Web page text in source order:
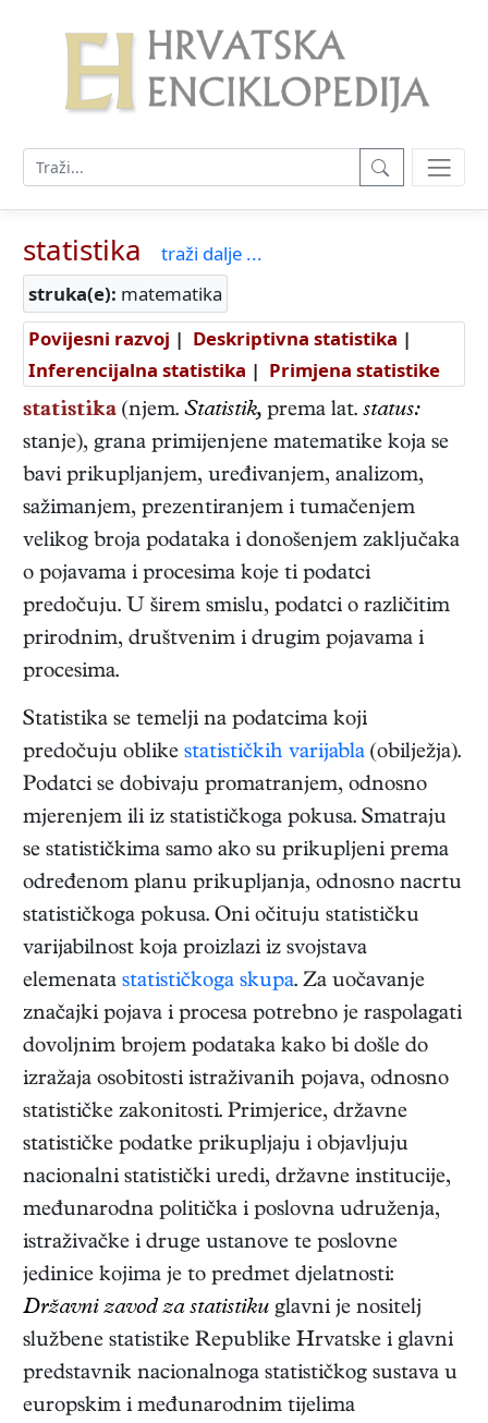
statistika
traži dalje ...
struka(e): matematika
Povijesni razvoj | Deskriptivna statistika |
Inferencijalna statistika | Primjena statistike
statistika (njem. Statistik, prema lat. status:
stanje), grana primijenjene matematike koja se
bavi prikupljanjem, uređivanjem, analizom,
sažimanjem, prezentiranjem i tumačenjem
velikog broja podataka i donošenjem zaključaka
o pojavama i procesima koje ti podatci
predočuju. U širem smislu, podatci o različitim
prirodnim, društvenim i drugim pojavama i
procesima.
Statistika se temelji na podatcima koji
predočuju oblike statističkih varijabla (obilježja).
Podatci se dobivaju promatranjem, odnosno
mjerenjem ili iz statističkoga pokusa. Smatraju
se statističkima samo ako su prikupljeni prema
određenom planu prikupljanja, odnosno nacrtu
statističkoga pokusa. Oni očituju statističku
varijabilnost koja proizlazi iz svojstava
elemenata statističkoga skupa. Za uočavanje
značajki pojava i procesa potrebno je raspolagati
dovoljnim brojem podataka kako bi došle do
izražaja osobitosti istraživanih pojava, odnosno
statističke zakonitosti. Primjerice, državne
statističke podatke prikupljaju i objavljuju
nacionalni statistički uredi, državne institucije,
međunarodna politička i poslovna udruženja,
istraživačke i druge ustanove te poslovne
jedinice kojima je to predmet djelatnosti:
Državni zavod za statistiku glavni je nositelj
službene statistike Republike Hrvatske i glavni
predstavnik nacionalnoga statističkog sustava u
europskim i međunarodnim tijelima